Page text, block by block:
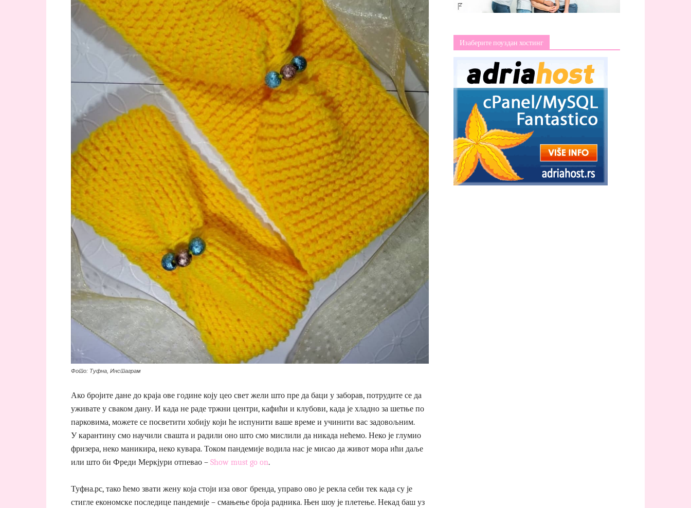
Фото: Туфна, Инстаграм
Ако бројите дане до краја ове године коју цео свет жели што пре да баци у заборав, потрудите се да
уживате у сваком дану. И када не раде тржни центри, кафићи и клубови, када је хладно за шетње по
парковима, можете се посветити хобију који ће испунити ваше време и учинити вас задовољним.
У карантину смо научили свашта и радили оно што смо мислили да никада нећемо. Неко је глумио
фризера, неко маникира, неко кувара. Током пандемије водила нас је мисао да живот мора ићи даље
или што би Фреди Меркјури отпевао – Show must go on.
Туфна.рс, тако ћемо звати жену која стоји иза овог бренда, управо ово је рекла себи тек када су је
стигле економске последице пандемије – смањење броја радника. Њен шоу је плетење. Некад баш уз
Изаберите поуздан хостинг